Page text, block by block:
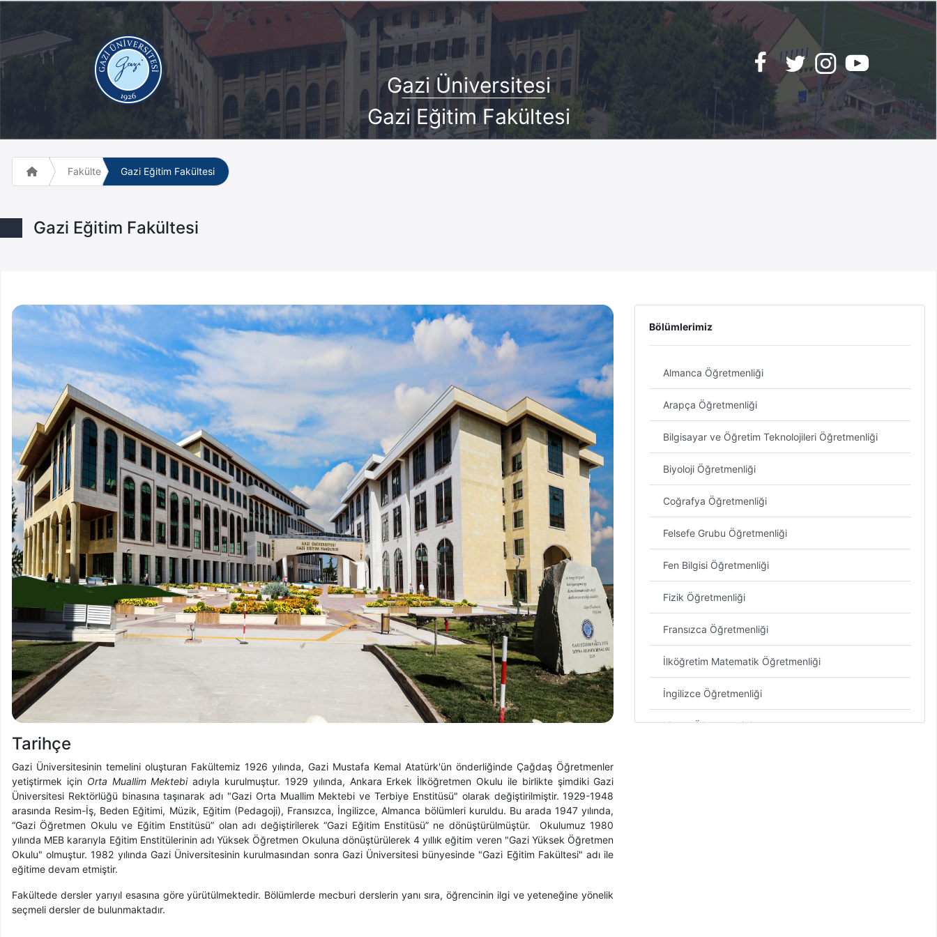
Gazi Üniversitesi
Gazi Eğitim Fakültesi
Fakülte ve Meslek Yüksek Okulları
Gazi Eğitim Fakültesi
Gazi Eğitim Fakültesi
Tarihçe
Gazi Üniversitesinin temelini oluşturan Fakültemiz 1926 yılında, Gazi Mustafa Kemal Atatürk'ün önderliğinde Çağdaş Öğretmenler
yetiştirmek için Orta Muallim Mektebiadıyla kurulmuştur. 1929 yılında, Ankara Erkek İlköğretmen Okulu ile birlikte şimdiki Gazi
Üniversitesi Rektörlüğü binasına taşınarak adı "Gazi Orta Muallim Mektebi ve Terbiye Enstitüsü" olarak değiştirilmiştir. 1929-1948
arasında Resim-İş, Beden Eğitimi, Müzik, Eğitim (Pedagoji), Fransızca, İngilizce, Almanca bölümleri kuruldu. Bu arada 1947 yılında,
“Gazi Öğretmen Okulu ve Eğitim Enstitüsü” olan adı değiştirilerek “Gazi Eğitim Enstitüsü” ne dönüştürülmüştür. Okulumuz 1980
yılında MEB kararıyla Eğitim Enstitülerinin adı Yüksek Öğretmen Okuluna dönüştürülerek 4 yıllık eğitim veren "Gazi Yüksek Öğretmen
Okulu" olmuştur. 1982 yılında Gazi Üniversitesinin kurulmasından sonra Gazi Üniversitesi bünyesinde "Gazi Eğitim Fakültesi" adı ile
eğitime devam etmiştir.
Fakültede dersler yarıyıl esasına göre yürütülmektedir. Bölümlerde mecburi derslerin yanı sıra, öğrencinin ilgi ve yeteneğine yönelik
seçmeli dersler de bulunmaktadır.
Bölümlerimiz
Almanca Öğretmenliği
Arapça Öğretmenliği
Bilgisayar ve Öğretim Teknolojileri Öğretmenliği
Biyoloji Öğretmenliği
Coğrafya Öğretmenliği
Felsefe Grubu Öğretmenliği
Fen Bilgisi Öğretmenliği
Fizik Öğretmenliği
Fransızca Öğretmenliği
İlköğretim Matematik Öğretmenliği
İngilizce Öğretmenliği
Kimya Öğretmenliği